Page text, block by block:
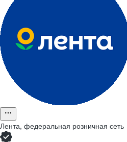
Лента, федеральная розничная сеть